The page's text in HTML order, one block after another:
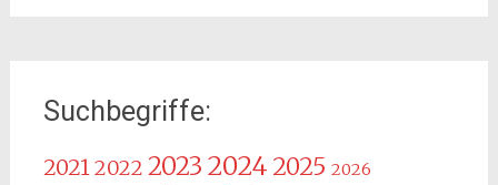
Suchbegriffe:
20212022 2023 2024 2025 2026